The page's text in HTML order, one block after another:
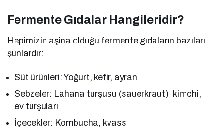
Fermente Gıdalar Hangileridir?
Hepimizin aşina olduğu fermente gıdaların bazıları
şunlardır:
Süt ürünleri: Yoğurt, kefir, ayran
Sebzeler: Lahana turşusu (sauerkraut), kimchi,
ev turşuları
İçecekler: Kombucha, kvass